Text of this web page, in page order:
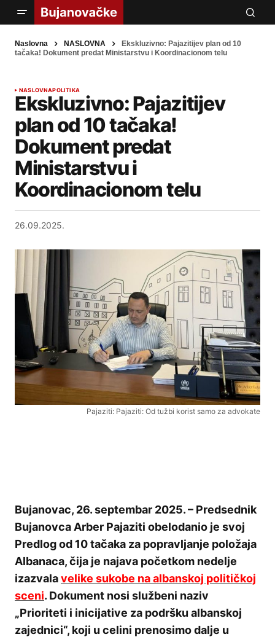
Naslovna NASLOVNA
Ekskluzivno: Pajazitijev plan od 10
tačaka! Dokument predat Ministarstvu i Koordinacionom telu
NASLOVNAPOLITIKA
Ekskluzivno: Pajazitijev
plan od 10 tačaka!
Dokument predat
Ministarstvu i
Koordinacionom telu
26.09.2025.
Pajaziti: Pajaziti: Od tužbi korist samo za advokate
Bujanovac, 26. septembar 2025. – Predsednik
Bujanovca Arber Pajaziti obelodanio je svoj
Predlog od 10 tačaka za popravljanje položaja
Albanaca, čija je najava početkom nedelje
izazvalavelike sukobe na albanskoj političkoj
sceni. Dokument nosi službeni naziv
„Prioriteti i inicijative za podršku albanskoj
zajednici“, koji u celini prenosimo dalje u